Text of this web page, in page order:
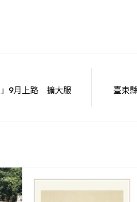
9月上路 擴大服
臺東